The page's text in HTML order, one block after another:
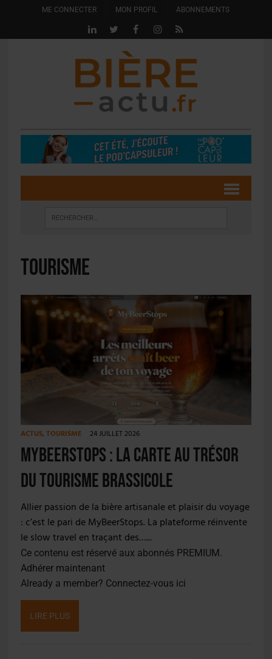
ME CONNECTER MON PROFIL ABONNEMENTS
Tourisme
ACTUS, TOURISME 24 JUILLET 2026
MyBeerStops : la carte au trésor
du tourisme brassicole
Allier passion de la bière artisanale et plaisir du voyage
: c’est le pari de MyBeerStops. La plateforme réinvente
le slow travel en traçant des…...
Ce contenu est réservé aux abonnés PREMIUM.
Adhérer maintenant
Already a member? Connectez-vous ici
LIRE PLUS